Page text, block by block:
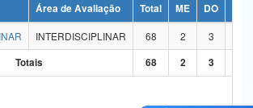
Inovações e Comunicações
Área de Avaliação Total ME DO
INTERDISCIPLINAR 68 2 3
Totais
68 2 3